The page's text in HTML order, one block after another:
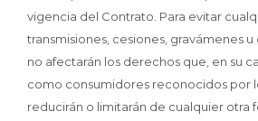
vigencia del Contrato. Para evitar
transmisiones, cesiones, gravámenes
no afectarán los derechos que, en su
como consumidores reconocidos por
reducirán o limitarán de cualquier otra